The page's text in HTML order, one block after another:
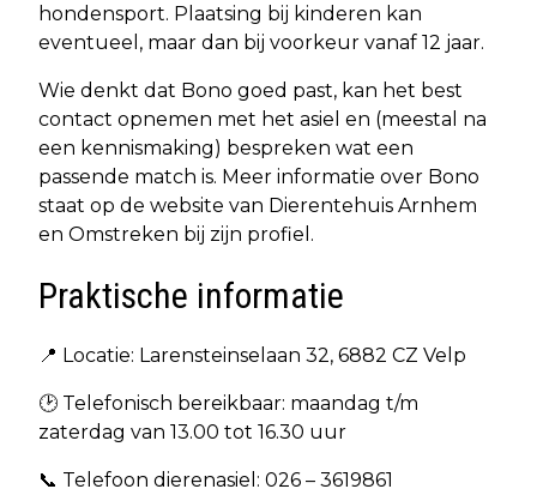
hondensport. Plaatsing bij kinderen kan
eventueel, maar dan bij voorkeur vanaf 12 jaar.
Wie denkt dat Bono goed past, kan het best
contact opnemen met het asiel en (meestal na
een kennismaking) bespreken wat een
passende match is. Meer informatie over Bono
staat op de website van Dierentehuis Arnhem
en Omstreken bij zijn profiel.
Praktische informatie
📍 Locatie: Larensteinselaan 32, 6882 CZ Velp
🕑 Telefonisch bereikbaar: maandag t/m
zaterdag van 13.00 tot 16.30 uur
📞 Telefoon dierenasiel: 026 – 3619861